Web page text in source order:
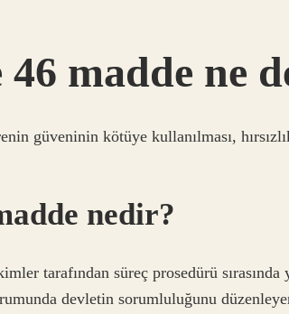
madde ne
güveninin kötüye kullanılması,
nedir?
tarafından süreç prosedürü
devletin sorumluluğunu